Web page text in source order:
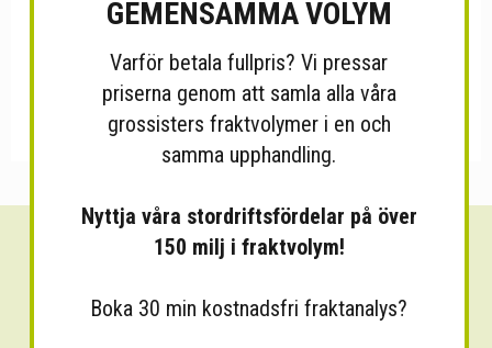
Sänk dina fraktkostnader!
30 minuters kostnadsfri konsultation
GEMENSAMMA VOLYM
Varför betala fullpris? Vi pressar
priserna genom att samla alla våra
grossisters fraktvolymer i en och
samma upphandling.
Nyttja våra stordriftsfördelar på över
150 milj i fraktvolym!
Boka 30 min kostnadsfri fraktanalys?